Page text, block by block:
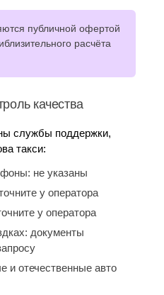
публичной офертой
расчёта
качества
службы поддержки,
такси:
не указаны
у оператора
у оператора
документы
и отечественные авто